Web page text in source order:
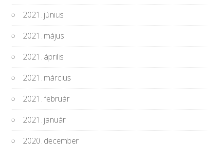
2021. június
2021. május
2021. április
2021. március
2021. február
2021. január
2020. december